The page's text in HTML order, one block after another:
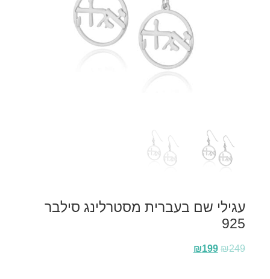
עגילי שם בעברית מסטרלינג סילבר
925
₪249
₪199